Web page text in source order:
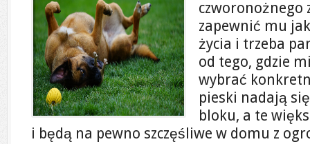
czworonożnego
zapewnić mu
życia i trzeba
od tego, gdzie
wybrać
pieski nadają
bloku, a te
i będą na pewno szczęśliwe w domu z